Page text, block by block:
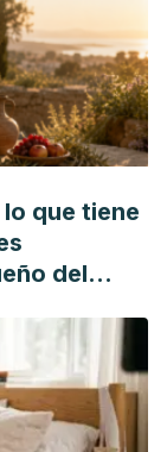
000235.htm
elemental y
Universidad
dinamica
que tiene
del